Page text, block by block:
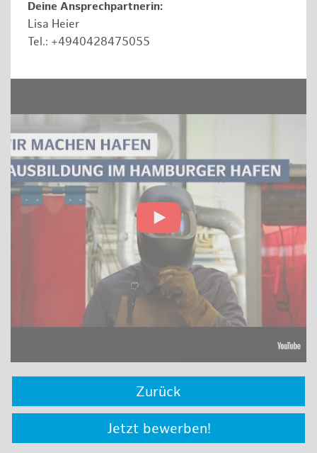
Deine Ansprechpartnerin:
Lisa Heier
Tel.: +4940428475055
Zurück
Jetzt bewerben!